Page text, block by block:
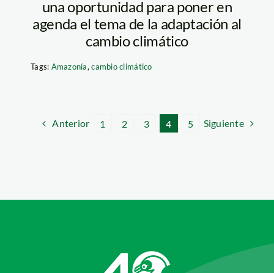
una oportunidad para poner en
agenda el tema de la adaptación al
cambio climático
Tags: Amazonía,cambio climático
Anterior 1 2 3 4 5 Siguiente